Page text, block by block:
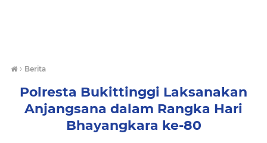
› Berita
Polresta Bukittinggi Laksanakan
Anjangsana dalam Rangka Hari
Bhayangkara ke-80